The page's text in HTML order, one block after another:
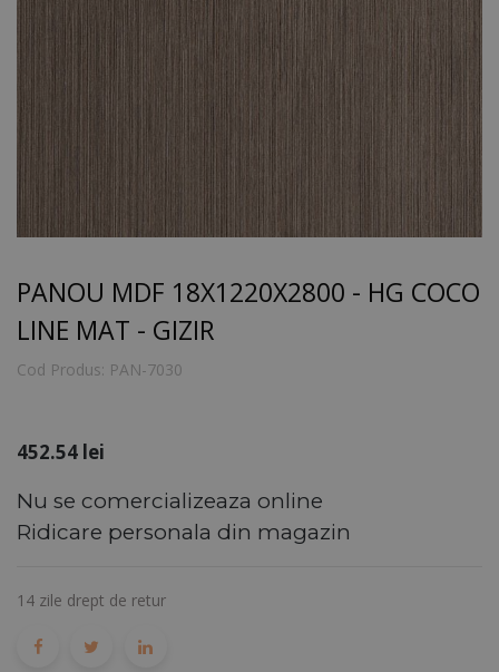
PANOU MDF 18X1220X2800 - HG COCO
LINE MAT - GIZIR
Cod Produs: PAN-7030
452.54 lei
Nu se comercializeaza online
Ridicare personala din magazin
14 zile drept de retur